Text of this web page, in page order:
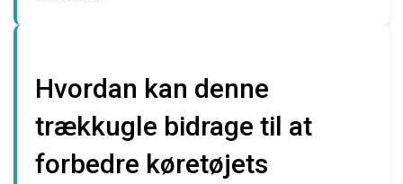
Hvordan kan denne
trækkugle bidrage til at
forbedre køretøjets